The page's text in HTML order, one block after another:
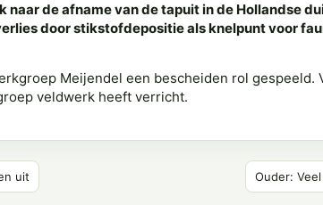
de afname van de tapuit in de Hollandse
door stikstofdepositie als knelpunt voor
Meijendel een bescheiden rol gespeeld.
veldwerk heeft verricht.
uit Ouder: